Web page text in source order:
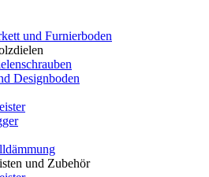
und Furnierboden
Designboden
und Zubehör